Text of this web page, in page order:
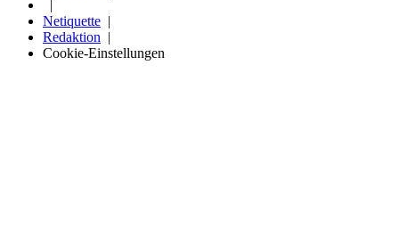
Netiquette
Redaktion
Cookie-Einstellungen